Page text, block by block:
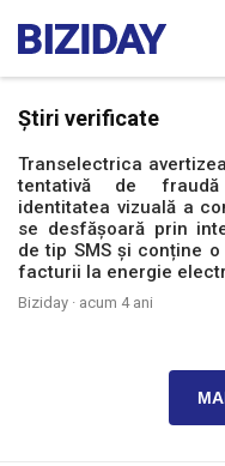
Știri verificate
Transelectrica
tentativă de
identitatea vizuală a
se desfășoară prin
de tip SMS și conține
facturii la energie
Biziday · acum 4 ani